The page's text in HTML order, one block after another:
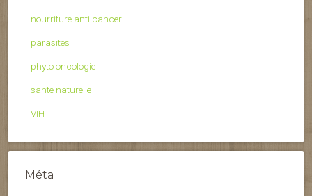
nourriture anti cancer
parasites
phyto oncologie
sante naturelle
VIH
Méta